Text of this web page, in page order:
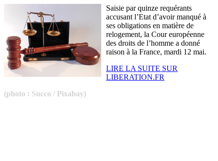
Saisie par quinze requérants
accusant l’Etat d’avoir manqué à
ses obligations en matière de
relogement, la Cour européenne
des droits de l’homme a donné
raison à la France, mardi 12 mai.
LIRE LA SUITE SUR
LIBERATION.FR
(photo : Succo / Pixabay)